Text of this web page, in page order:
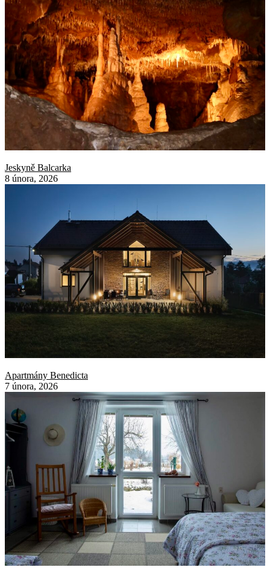
Jeskyně Balcarka
8 února, 2026
Apartmány Benedicta
7 února, 2026